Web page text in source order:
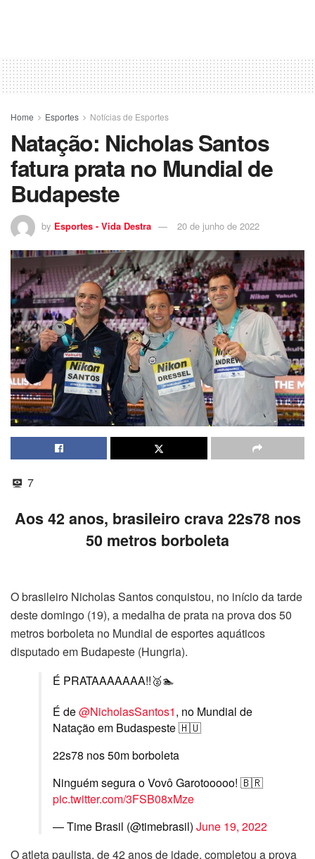
Home Esportes Notícias de Esportes
Natação: Nicholas Santos
fatura prata no Mundial de
Budapeste
by Esportes - Vida Destra 20 de junho de 2022
7
Aos 42 anos, brasileiro crava 22s78 nos
50 metros borboleta
O brasileiro Nicholas Santos conquistou, no início da tarde
deste domingo (19), a medalha de prata na prova dos 50
metros borboleta no Mundial de esportes aquáticos
disputado em Budapeste (Hungria).
É PRATAAAAAAA!!🥈🏊
É de@NicholasSantos1, no Mundial de
Natação em Budaspeste 🇭🇺
22s78 nos 50m borboleta
Ninguém segura o Vovô Garotooooo! 🇧🇷
pic.twitter.com/3FSB08xMze
— Time Brasil (@timebrasil) June 19, 2022
O atleta paulista, de 42 anos de idade, completou a prova